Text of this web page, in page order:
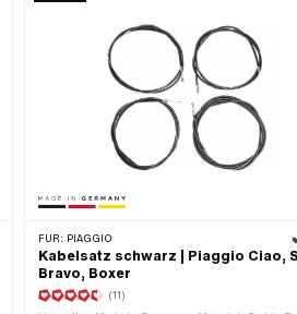
FÜR: PIAGGIO
Kabelsatz schwarz | Piaggio Ciao,
Bravo, Boxer
(11)